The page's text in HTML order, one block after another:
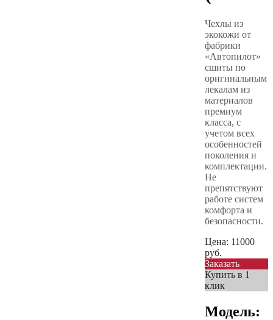
Чехлы из
экокожи от
фабрики
«Автопилот»
сшиты по
оригинальным
лекалам из
материалов
премиум
класса, с
учетом всех
особенностей
поколения и
комплектации.
Не
препятствуют
работе систем
комфорта и
безопасности.
Цена: 11000
руб.
Заказать
Купить в 1
клик
Модель: